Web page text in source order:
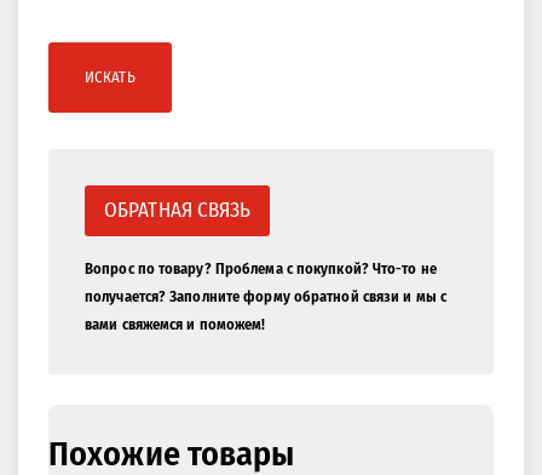
ИСКАТЬ
ОБРАТНАЯ СВЯЗЬ
Вопрос по товару? Проблема с покупкой? Что-то не
получается? Заполните форму обратной связи и мы с
вами свяжемся и поможем!
Похожие товары